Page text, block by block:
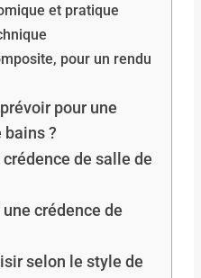
et pratique
pour un rendu
pour une
bains ?
de salle de
crédence de
selon le style de